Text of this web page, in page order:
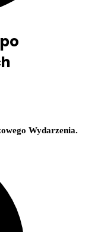
Wydarzenia.